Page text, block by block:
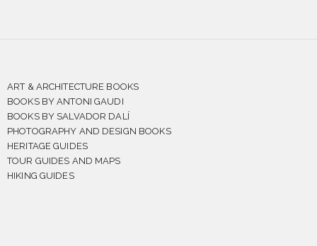
ART & ARCHITECTURE BOOKS
BOOKS BY ANTONI GAUDI
BOOKS BY SALVADOR DALÍ
PHOTOGRAPHY AND DESIGN BOOKS
HERITAGE GUIDES
TOUR GUIDES AND MAPS
HIKING GUIDES